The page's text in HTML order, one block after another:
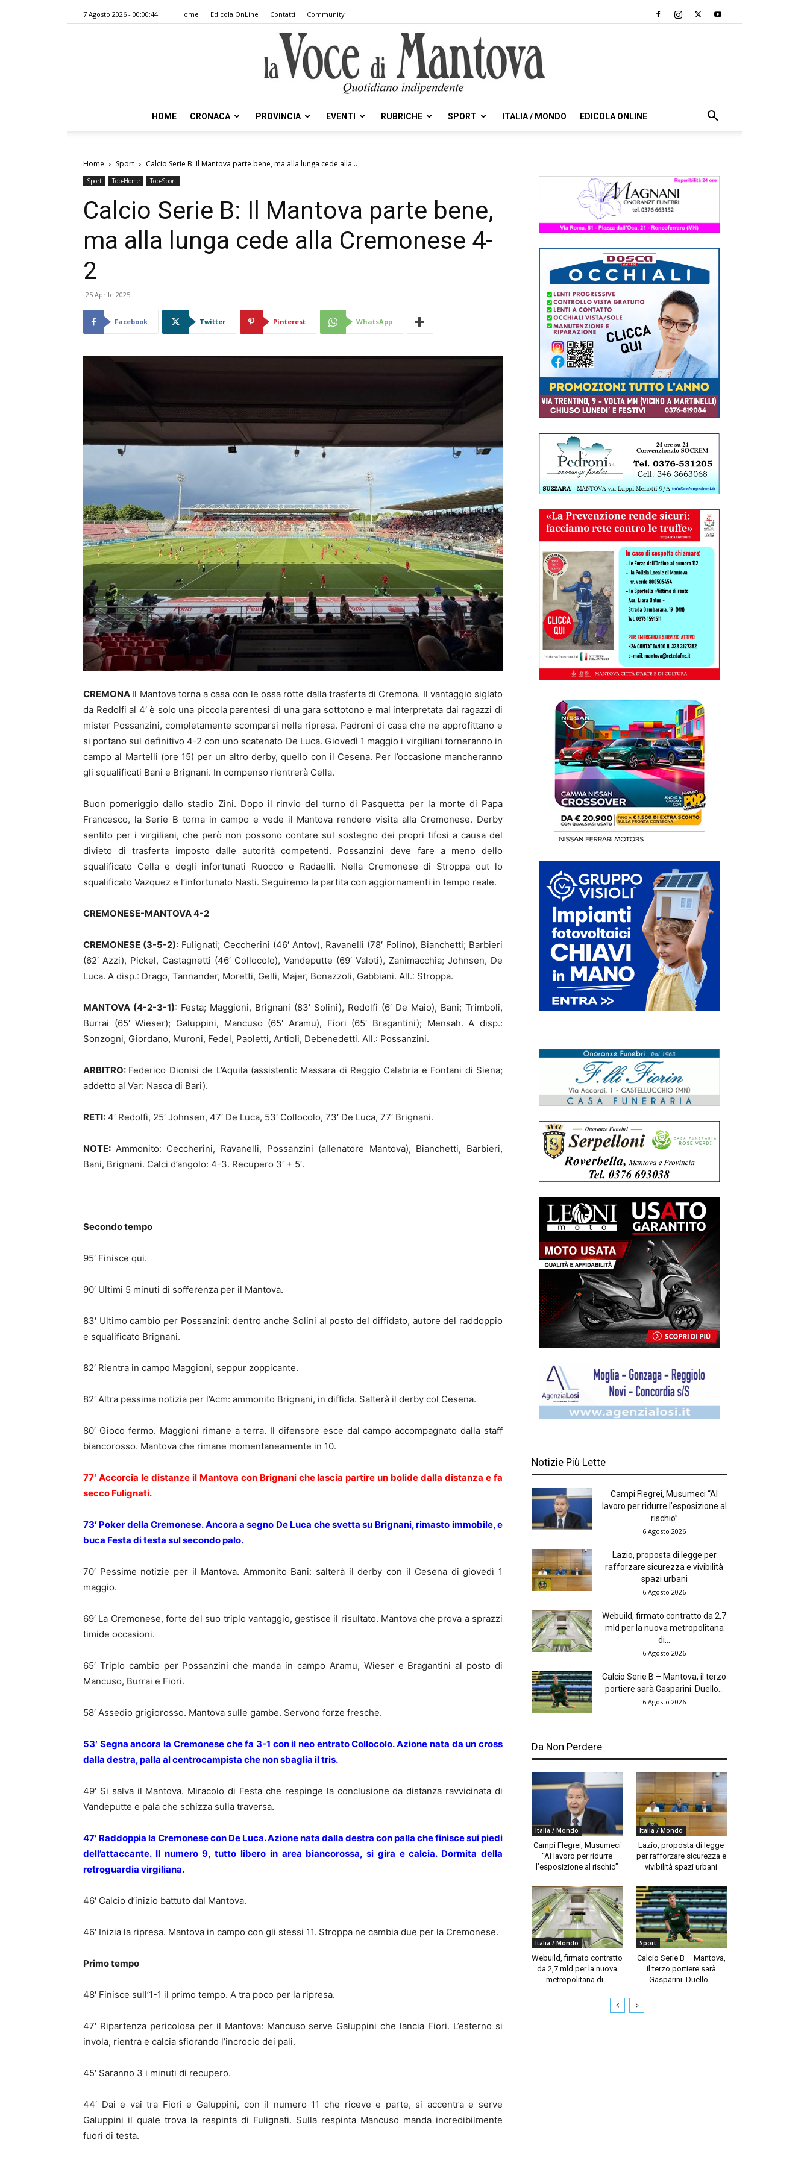
7 Agosto 2026 - 00:00:44 Home Edicola OnLine Contatti Community
Voce
HOME CRONACA PROVINCIA EVENTI RUBRICHE SPORT ITALIA / MONDO EDICOLA ONLINE
Home Sport Calcio Serie B: Il Mantova parte bene, ma alla lunga cede alla...
Sport Top-Home Top-Sport
Calcio Serie B: Il Mantova parte bene,
ma alla lunga cede alla Cremonese 4-
2
25 Aprile 2025
Facebook Twitter Pinterest WhatsApp
CREMONA Il Mantova torna a casa con le ossa rotte dalla trasferta di Cremona. Il vantaggio siglato
da Redolfi al 4′ è solo una piccola parentesi di una gara sottotono e mal interpretata dai ragazzi di
mister Possanzini, completamente scomparsi nella ripresa. Padroni di casa che ne approfittano e
si portano sul definitivo 4-2 con uno scatenato De Luca. Giovedì 1 maggio i virgiliani torneranno in
campo al Martelli (ore 15) per un altro derby, quello con il Cesena. Per l’occasione mancheranno
gli squalificati Bani e Brignani. In compenso rientrerà Cella.
Buon pomeriggio dallo stadio Zini. Dopo il rinvio del turno di Pasquetta per la morte di Papa
Francesco, la Serie B torna in campo e vede il Mantova rendere visita alla Cremonese. Derby
sentito per i virgiliani, che però non possono contare sul sostegno dei propri tifosi a causa del
divieto di trasferta imposto dalle autorità competenti. Possanzini deve fare a meno dello
squalificato Cella e degli infortunati Ruocco e Radaelli. Nella Cremonese di Stroppa out lo
squalificato Vazquez e l’infortunato Nasti. Seguiremo la partita con aggiornamenti in tempo reale.
CREMONESE-MANTOVA 4-2
CREMONESE (3-5-2): Fulignati; Ceccherini (46′ Antov), Ravanelli (78′ Folino), Bianchetti; Barbieri
(62′ Azzi), Pickel, Castagnetti (46′ Collocolo), Vandeputte (69′ Valoti), Zanimacchia; Johnsen, De
Luca. A disp.: Drago, Tannander, Moretti, Gelli, Majer, Bonazzoli, Gabbiani. All.: Stroppa.
MANTOVA (4-2-3-1): Festa; Maggioni, Brignani (83′ Solini), Redolfi (6′ De Maio), Bani; Trimboli,
Burrai (65′ Wieser); Galuppini, Mancuso (65′ Aramu), Fiori (65′ Bragantini); Mensah. A disp.:
Sonzogni, Giordano, Muroni, Fedel, Paoletti, Artioli, Debenedetti. All.: Possanzini.
ARBITRO: Federico Dionisi de L’Aquila (assistenti: Massara di Reggio Calabria e Fontani di Siena;
addetto al Var: Nasca di Bari).
RETI: 4′ Redolfi, 25′ Johnsen, 47′ De Luca, 53′ Collocolo, 73′ De Luca, 77′ Brignani.
NOTE: Ammonito: Ceccherini, Ravanelli, Possanzini (allenatore Mantova), Bianchetti, Barbieri,
Bani, Brignani. Calci d’angolo: 4-3. Recupero 3′ + 5′.
Secondo tempo
95′ Finisce qui.
90′ Ultimi 5 minuti di sofferenza per il Mantova.
83′ Ultimo cambio per Possanzini: dentro anche Solini al posto del diffidato, autore del raddoppio
e squalificato Brignani.
82′ Rientra in campo Maggioni, seppur zoppicante.
82′ Altra pessima notizia per l’Acm: ammonito Brignani, in diffida. Salterà il derby col Cesena.
80′ Gioco fermo. Maggioni rimane a terra. Il difensore esce dal campo accompagnato dalla staff
biancorosso. Mantova che rimane momentaneamente in 10.
77′ Accorcia le distanze il Mantova con Brignani che lascia partire un bolide dalla distanza e fa
secco Fulignati.
73′ Poker della Cremonese. Ancora a segno De Luca che svetta su Brignani, rimasto immobile, e
buca Festa di testa sul secondo palo.
70′ Pessime notizie per il Mantova. Ammonito Bani: salterà il derby con il Cesena di giovedì 1
maggio.
69′ La Cremonese, forte del suo triplo vantaggio, gestisce il risultato. Mantova che prova a sprazzi
timide occasioni.
65′ Triplo cambio per Possanzini che manda in campo Aramu, Wieser e Bragantini al posto di
Mancuso, Burrai e Fiori.
58′ Assedio grigiorosso. Mantova sulle gambe. Servono forze fresche.
53′ Segna ancora la Cremonese che fa 3-1 con il neo entrato Collocolo. Azione nata da un cross
dalla destra, palla al centrocampista che non sbaglia il tris.
49′ Si salva il Mantova. Miracolo di Festa che respinge la conclusione da distanza ravvicinata di
Vandeputte e pala che schizza sulla traversa.
47′ Raddoppia la Cremonese con De Luca. Azione nata dalla destra con palla che finisce sui piedi
dell’attaccante. Il numero 9, tutto libero in area biancorossa, si gira e calcia. Dormita della
retroguardia virgiliana.
46′ Calcio d’inizio battuto dal Mantova.
46′ Inizia la ripresa. Mantova in campo con gli stessi 11. Stroppa ne cambia due per la Cremonese.
Primo tempo
48′ Finisce sull’1-1 il primo tempo. A tra poco per la ripresa.
47′ Ripartenza pericolosa per il Mantova: Mancuso serve Galuppini che lancia Fiori. L’esterno si
invola, rientra e calcia sfiorando l’incrocio dei pali.
45′ Saranno 3 i minuti di recupero.
44′ Dai e vai tra Fiori e Galuppini, con il numero 11 che riceve e parte, si accentra e serve
Galuppini il quale trova la respinta di Fulignati. Sulla respinta Mancuso manda incredibilmente
fuori di testa.
Notizie Più Lette
Campi Flegrei, Musumeci “Al
lavoro per ridurre l’esposizione al
rischio”
6 Agosto 2026
Lazio, proposta di legge per
rafforzare sicurezza e vivibilità
spazi urbani
6 Agosto 2026
Webuild, firmato contratto da 2,7
mld per la nuova metropolitana
di...
6 Agosto 2026
Calcio Serie B – Mantova, il terzo
portiere sarà Gasparini. Duello...
6 Agosto 2026
Da Non Perdere
Italia / Mondo
Campi Flegrei, Musumeci
“Al lavoro per ridurre
l’esposizione al rischio”
Italia / Mondo
Lazio, proposta di legge
per rafforzare sicurezza e
vivibilità spazi urbani
Italia / Mondo
Webuild, firmato contratto
da 2,7 mld per la nuova
metropolitana di...
Sport
Calcio Serie B – Mantova,
il terzo portiere sarà
Gasparini. Duello...